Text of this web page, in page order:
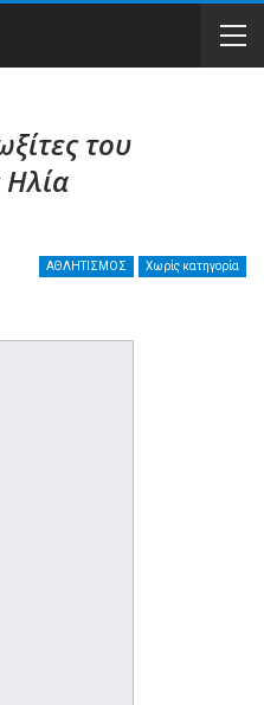
του
ΑΘΛΗΤΙΣΜΟΣ Χωρίς κατηγορία